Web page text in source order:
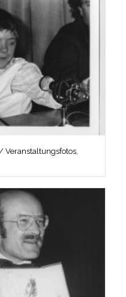
Veranstaltungsfotos,